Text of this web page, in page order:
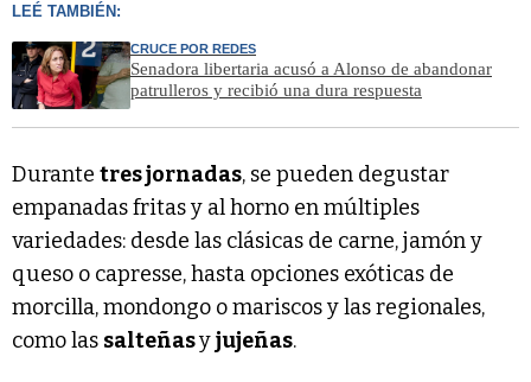
LEÉ TAMBIÉN:
CRUCE POR REDES
Senadora libertaria acusó a Alonso de abandonar
patrulleros y recibió una dura respuesta
Durante tres jornadas, se pueden degustar
empanadas fritas y al horno en múltiples
variedades: desde las clásicas de carne, jamón y
queso o capresse, hasta opciones exóticas de
morcilla, mondongo o mariscos y las regionales,
como las salteñasyjujeñas.